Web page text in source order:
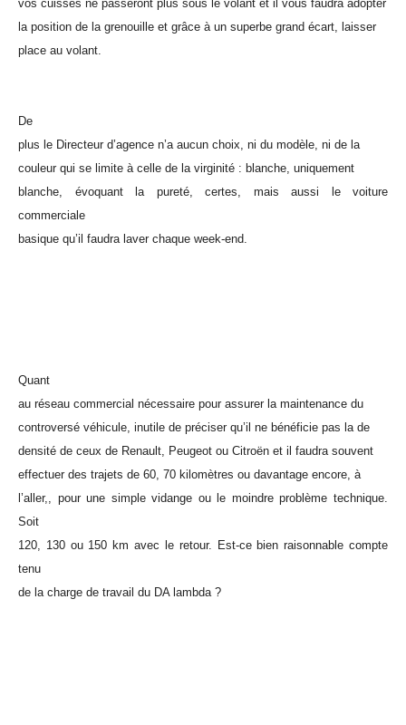
vos cuisses ne passeront plus sous le volant et il vous faudra adopter
la position de la grenouille et grâce à un superbe grand écart, laisser
place au volant.
De
plus le Directeur d’agence n’a aucun choix, ni du modèle, ni de la
couleur qui se limite à celle de la virginité : blanche, uniquement
blanche, évoquant la pureté, certes, mais aussi le voiture
commerciale
basique qu’il faudra laver chaque week-end.
Quant
au réseau commercial nécessaire pour assurer la maintenance du
controversé véhicule, inutile de préciser qu’il ne bénéficie pas la de
densité de ceux de Renault, Peugeot ou Citroën et il faudra souvent
effectuer des trajets de 60, 70 kilomètres ou davantage encore, à
l’aller,, pour une simple vidange ou le moindre problème technique.
Soit
120, 130 ou 150 km avec le retour. Est-ce bien raisonnable compte
tenu
de la charge de travail du DA lambda ?